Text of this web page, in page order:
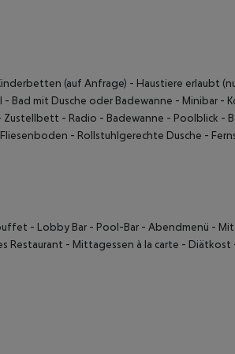
(auf Anfrage) - Haustiere erlaubt
Bad mit Dusche oder Badewanne - Minibar -
- Radio - Badewanne - Poolblick -
- Rollstuhlgerechte Dusche -
- Lobby Bar - Pool-Bar - Abendmenü -
Restaurant - Mittagessen à la carte -